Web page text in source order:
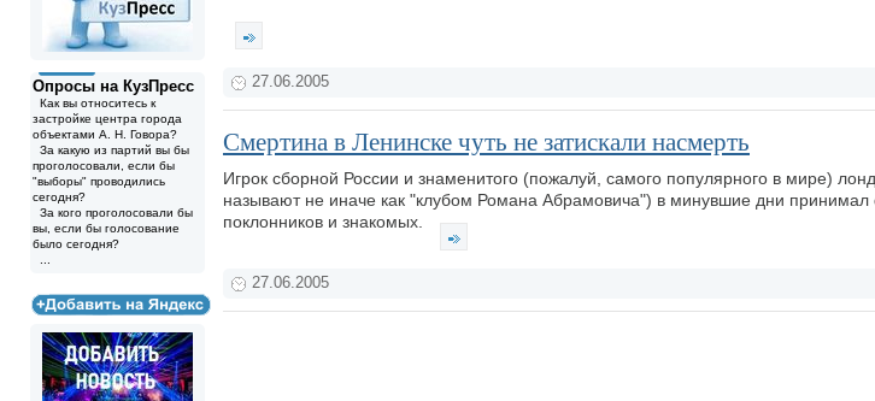
Опросы на КузПресс
Как вы относитесь к
застройке центра города
объектами А. Н. Говора?
За какую из партий вы бы
проголосовали, если бы
"выборы" проводились
сегодня?
За кого проголосовали бы
вы, если бы голосование
было сегодня?
27.06.2005
Смертина в Ленинске чуть не затискали насмерть
Игрок сборной России и знаменитого (пожалуй, самого популярного в мире)
называют не иначе как "клубом Романа Абрамовича") в минувшие дни принимал
поклонников и знакомых.
27.06.2005